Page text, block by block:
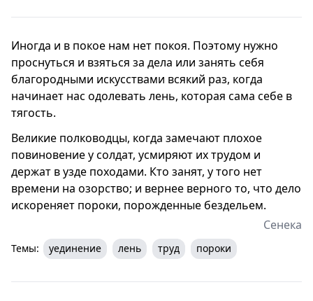
Иногда и в покое нам нет покоя. Поэтому нужно
проснуться и взяться за дела или занять себя
благородными искусствами всякий раз, когда
начинает нас одолевать лень, которая сама себе в
тягость.
Великие полководцы, когда замечают плохое
повиновение у солдат, усмиряют их трудом и
держат в узде походами. Кто занят, у того нет
времени на озорство; и вернее верного то, что дело
искореняет пороки, порожденные бездельем.
Сенека
Темы: уединение лень труд пороки